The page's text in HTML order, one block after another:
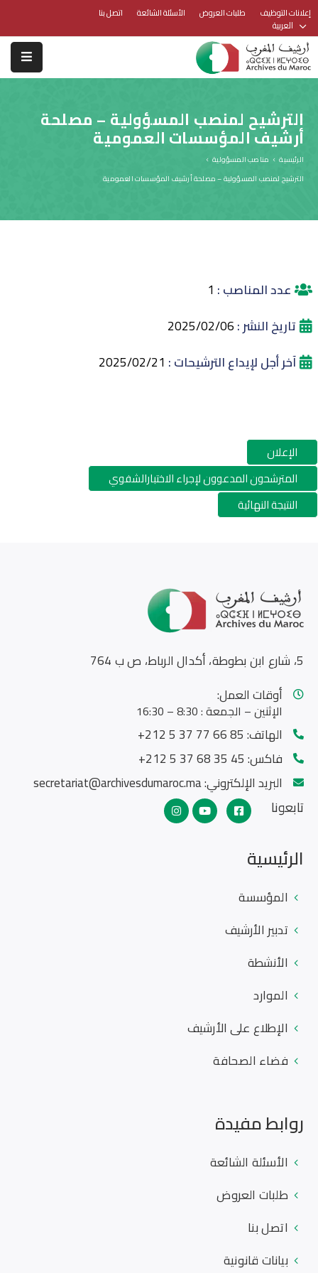
إعلانات التوظيف طلبات العروض الأسئلة الشائعة اتصل بنا
العربية
الترشيح لمنصب المسؤولية – مصلحة
أرشيف المؤسسات العمومية
الرئيسية
مناصب المسؤولية
الترشيح لمنصب المسؤولية – مصلحة أرشيف المؤسسات العمومية
عدد المناصب : 1
تاريخ النشر :2025/02/06
آخر أجل لإيداع الترشيحات : 2025/02/21
الإعلان
المترشحون المدعوون لإجراء الاختبارالشفوي
النتيجة النهائية
5، شارع ابن بطوطة، أكدال الرباط، ص ب 764
أوقات العمل:
الإثنين – الجمعة : 8:30 – 16:30
الهاتف:85 66 77 37 5 212+
فاكس:45 35 68 37 5 212+
البريد الإلكتروني:secretariat@archivesdumaroc.ma
تابعونا
الرئيسية
المؤسسة
تدبير الأرشيف
الأنشطة
الموارد
الإطلاع على الأرشيف
فضاء الصحافة
روابط مفيدة
الأسئلة الشائعة
طلبات العروض
اتصل بنا
بيانات قانونية